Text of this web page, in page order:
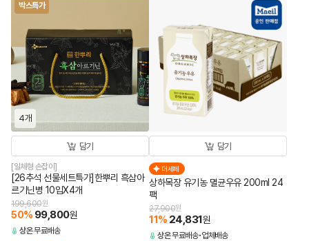
박스특가
4개
담기
[일체형 손잡이]
[26추석 선물세트특가]한뿌리 흑삼아
르기닌병 10입X4개
199,600원
50% 99,800원
상온무료배송
담기
더세페
상하목장 유기농 멸균우유 200ml 24
팩
27,900원
11% 24,831원
상온무료배송 업체배송